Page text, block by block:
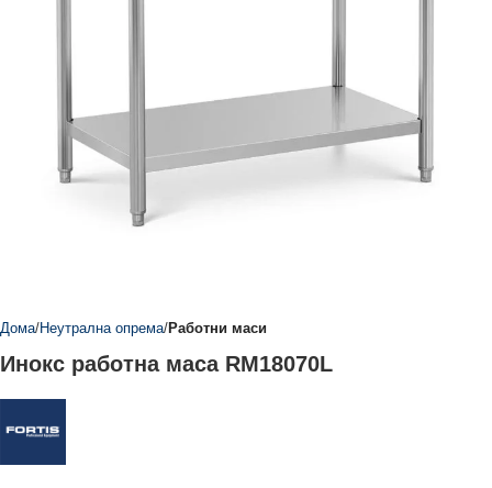
Дома Неутрална опрема Работни маси
Инокс работна маса RM18070L